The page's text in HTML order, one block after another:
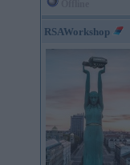
RSAWorkshop